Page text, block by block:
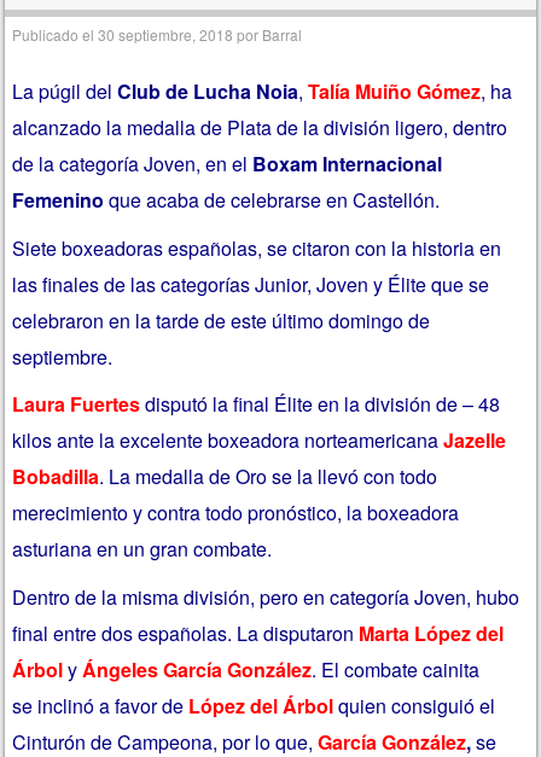
Publicado el30 septiembre, 2018 por Barral
La púgil delClub de Lucha Noia,Talía Muiño Gómez, ha
alcanzado la medalla de Plata de la división ligero, dentro
de la categoría Joven, en el Boxam Internacional
Femenino que acaba de celebrarse en Castellón.
Siete boxeadoras españolas, se citaron con la historia en
las finales de las categorías Junior, Joven y Élite que se
celebraron en la tarde de este último domingo de
septiembre.
Laura Fuertesdisputó la final Élite en la división de – 48
kilos ante la excelente boxeadora norteamericanaJazelle
Bobadilla. La medalla de Oro se la llevó con todo
merecimiento y contra todo pronóstico, la boxeadora
asturiana en un gran combate.
Dentro de la misma división, pero en categoría Joven, hubo
final entre dos españolas. La disputaron Marta López del
ÁrbolyÁngeles García González. El combate cainita
se inclinó a favor de López del Árbolquien consiguió el
Cinturón de Campeona, por lo que,García González,se